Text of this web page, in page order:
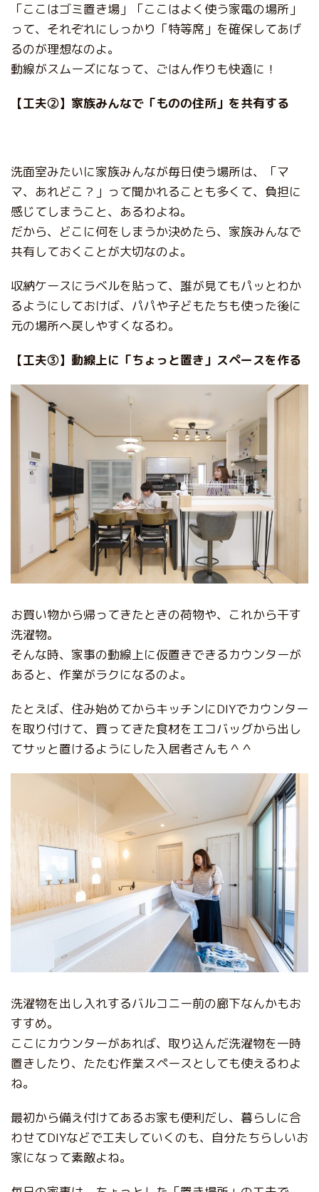
「ここはゴミ置き場」「ここはよく使う家電の場所」
って、それぞれにしっかり「特等席」を確保してあげ
るのが理想なのよ。
動線がスムーズになって、ごはん作りも快適に！
【工夫②】家族みんなで「ものの住所」を共有する
洗面室みたいに家族みんなが毎日使う場所は、「マ
マ、あれどこ？」って聞かれることも多くて、負担に
感じてしまうこと、あるわよね。
だから、どこに何をしまうか決めたら、家族みんなで
共有しておくことが大切なのよ。
収納ケースにラベルを貼って、誰が見てもパッとわか
るようにしておけば、パパや子どもたちも使った後に
元の場所へ戻しやすくなるわ。
【工夫③】動線上に「ちょっと置き」スペースを作る
お買い物から帰ってきたときの荷物や、これから干す
洗濯物。
そんな時、家事の動線上に仮置きできるカウンターが
あると、作業がラクになるのよ。
たとえば、住み始めてからキッチンにDIYでカウンター
を取り付けて、買ってきた食材をエコバッグから出し
てサッと置けるようにした入居者さんも＾＾
洗濯物を出し入れするバルコニー前の廊下なんかもお
すすめ。
ここにカウンターがあれば、取り込んだ洗濯物を一時
置きしたり、たたむ作業スペースとしても使えるわよ
ね。
最初から備え付けてあるお家も便利だし、暮らしに合
わせてDIYなどで工夫していくのも、自分たちらしいお
家になって素敵よね。